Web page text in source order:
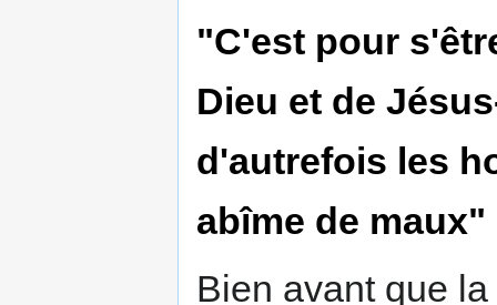
"C'est pour
Dieu et de
d'autrefois les
abîme de maux"
Bien avant que